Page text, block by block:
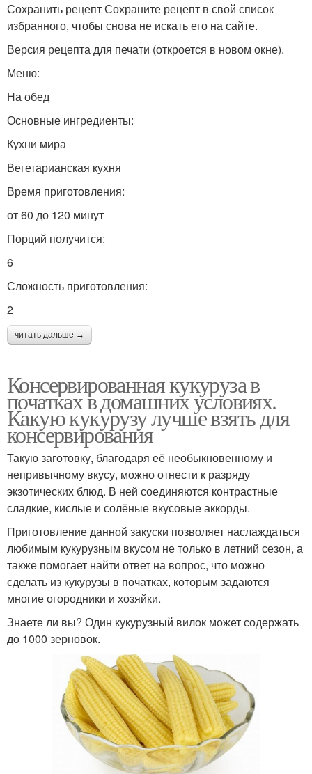
Сохранить рецепт Сохраните рецепт в свой список
избранного, чтобы снова не искать его на сайте.
Версия рецепта для печати (откроется в новом окне).
Меню:
На обед
Основные ингредиенты:
Кухни мира
Вегетарианская кухня
Время приготовления:
от 60 до 120 минут
Порций получится:
6
Сложность приготовления:
2
читать дальше →
Консервированная кукуруза в
початках в домашних условиях.
Какую кукурузу лучше взять для
консервирования
Такую заготовку, благодаря её необыкновенному и
непривычному вкусу, можно отнести к разряду
экзотических блюд. В ней соединяются контрастные
сладкие, кислые и солёные вкусовые аккорды.
Приготовление данной закуски позволяет наслаждаться
любимым кукурузным вкусом не только в летний сезон, а
также помогает найти ответ на вопрос, что можно
сделать из кукурузы в початках, которым задаются
многие огородники и хозяйки.
Знаете ли вы? Один кукурузный вилок может содержать
до 1000 зерновок.